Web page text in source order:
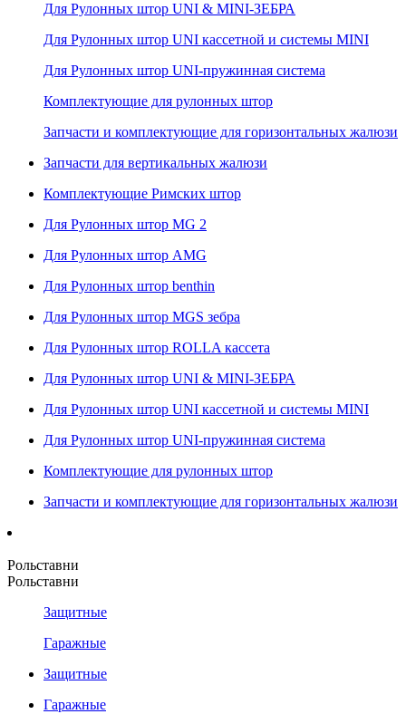
Для Рулонных штор UNI & MINI-ЗЕБРА
Для Рулонных штор UNI кассетной и системы MINI
Для Рулонных штор UNI-пружинная система
Комплектующие для рулонных штор
Запчасти и комплектующие для горизонтальных жалюзи
Запчасти для вертикальных жалюзи
Комплектующие Римских штор
Для Рулонных штор MG 2
Для Рулонных штор AMG
Для Рулонных штор benthin
Для Рулонных штор MGS зебра
Для Рулонных штор ROLLA кассета
Для Рулонных штор UNI & MINI-ЗЕБРА
Для Рулонных штор UNI кассетной и системы MINI
Для Рулонных штор UNI-пружинная система
Комплектующие для рулонных штор
Запчасти и комплектующие для горизонтальных жалюзи
Рольставни
Рольставни
Защитные
Гаражные
Защитные
Гаражные